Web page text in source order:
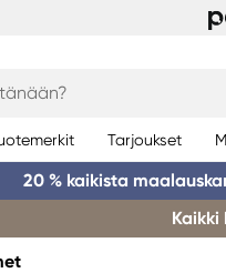
Tarjoukset
20 % kaikista
Kaikki